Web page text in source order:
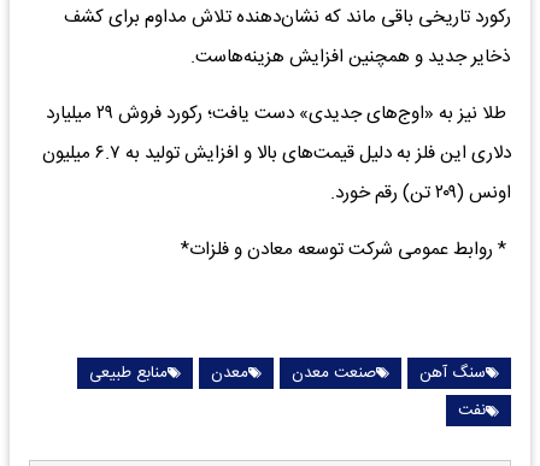
رکورد تاریخی باقی ماند که نشان‌دهنده تلاش مداوم برای کشف
ذخایر جدید و همچنین افزایش هزینه‌هاست.
طلا نیز به «اوج‌های جدیدی» دست یافت؛ رکورد فروش ۲۹ میلیارد
دلاری این فلز به دلیل قیمت‌های بالا و افزایش تولید به ۶.۷ میلیون
اونس (۲۰۹ تن) رقم خورد.
* روابط عمومی شرکت توسعه معادن و فلزات*
سنگ آهن صنعت معدن معدن
منابع طبیعی
نفت